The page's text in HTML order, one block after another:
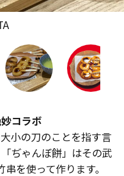
コラボ
小の刀のことを指す言
ぢゃんぼ餅」はその武
を使って作ります。